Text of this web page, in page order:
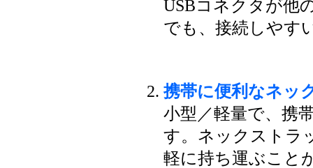
USBコネクタが他
でも、接続しやす
携帯に便利なネッ
小型／軽量で、携
す。ネックストラ
軽に持ち運ぶこと